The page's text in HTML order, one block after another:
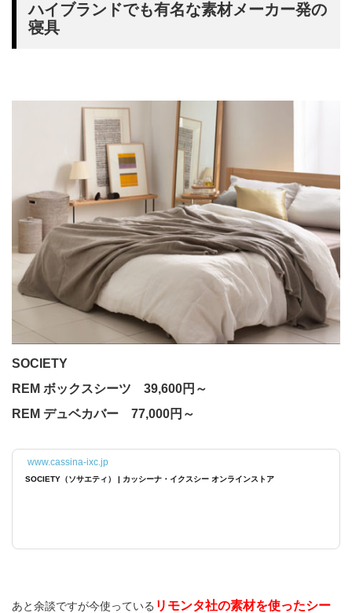
ハイブランドでも有名な素材メーカー発の
寝具
SOCIETY
REM ボックスシーツ 39,600円～
REM デュベカバー 77,000円～
www.cassina-ixc.jp
SOCIETY（ソサエティ） | カッシーナ・イクスシー オンラインストア
あと余談ですが今使っている リモンタ社の素材を使ったシー